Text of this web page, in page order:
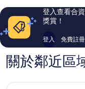
評
價
評
登入查看合
獎賞！
登入 免費註冊
關於鄰近區